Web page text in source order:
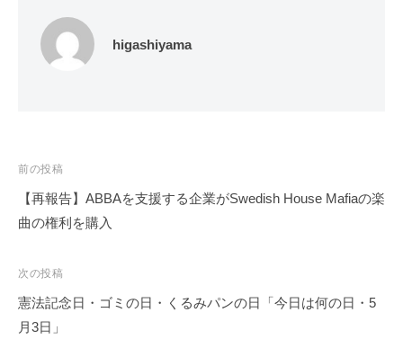
higashiyama
投
稿
ナ
ゲ
ー
シ
前の投稿
【再報告】ABBAを支援する企業がSwedish House Mafiaの楽
曲の権利を購入
次の投稿
憲法記念日・ゴミの日・くるみパンの日「今日は何の日・5
月3日」